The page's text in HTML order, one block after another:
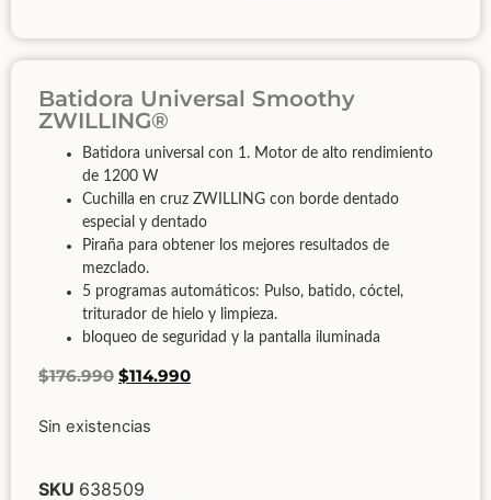
Batidora Universal Smoothy
ZWILLING®
Batidora universal con 1. Motor de alto rendimiento
de 1200 W
Cuchilla en cruz ZWILLING con borde dentado
especial y dentado
Piraña para obtener los mejores resultados de
mezclado.
5 programas automáticos: Pulso, batido, cóctel,
triturador de hielo y limpieza.
bloqueo de seguridad y la pantalla iluminada
$176.990 $114.990
Sin existencias
SKU 638509